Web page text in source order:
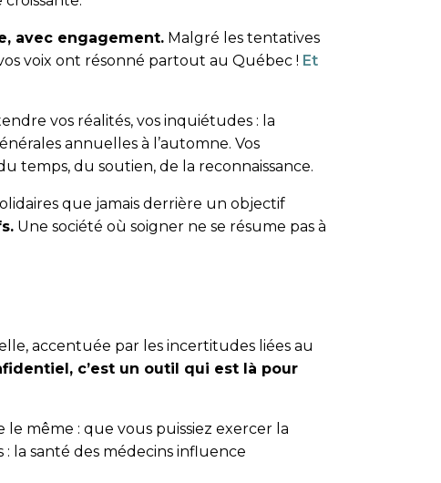
avec engagement. Malgré les tentatives
voix ont résonné partout au Québec ! Et
vos réalités, vos inquiétudes : la
annuelles à l’automne. Vos
temps, du soutien, de la reconnaissance.
que jamais derrière un objectif
Une société où soigner ne se résume pas à
accentuée par les incertitudes liées au
c’est un outil qui est là pour
même : que vous puissiez exercer la
la santé des médecins influence